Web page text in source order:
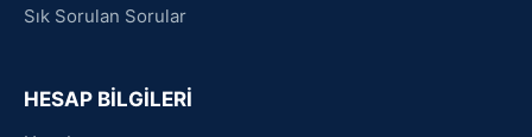
Sık Sorulan Sorular
HESAP BİLGİLERİ